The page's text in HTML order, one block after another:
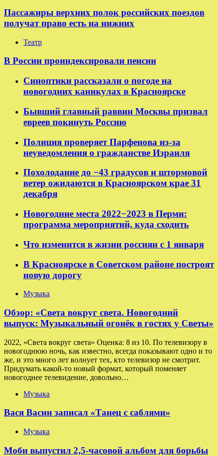
Пассажиры верхних полок российских поездов
получат право есть на нижних
Театр
В России проиндексировали пенсии
Синоптики рассказали о погоде на
новогодних каникулах в Красноярске
Бывший главный раввин Москвы призвал
евреев покинуть Россию
Полиция проверяет Парфенова из-за
неуведомления о гражданстве Израиля
Похолодание до −43 градусов и штормовой
ветер ожидаются в Красноярском крае 31
декабря
Новогодние места 2022−2023 в Перми:
программа мероприятий, куда сходить
Что изменится в жизни россиян с 1 января
В Красноярске в Советском районе построят
новую дорогу
Музыка
Обзор: «Света вокруг света. Новогодний
выпуск: Музыкальный огонёк в гостях у Светы»
2022, «Света вокруг света» Оценка: 8 из 10. По телевизору в
новогоднюю ночь, как известно, всегда показывают одно и то
же, и это много лет волнует тех, кто телевизор не смотрит.
Придумать какой-то новый формат, который поменяет
новогоднее телевидение, довольно…
Музыка
Вася Васин записал «Танец с саблями»
Музыка
Моби выпустил 2,5-часовой альбом для борьбы